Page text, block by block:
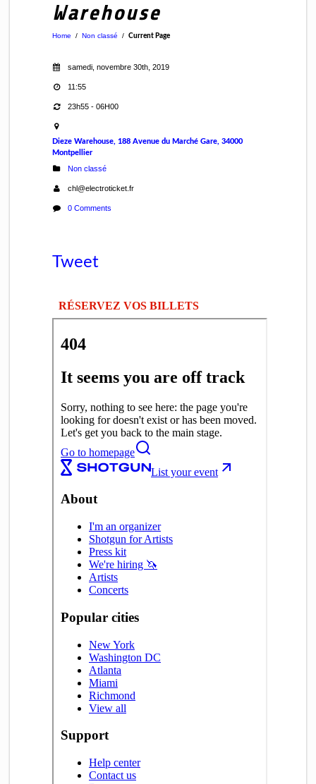
Warehouse
Home / Non classé / Current Page
samedi, novembre 30th, 2019
11:55
23h55 - 06H00
Dieze Warehouse, 188 Avenue du Marché Gare, 34000
Montpellier
Non classé
chl@electroticket.fr
0 Comments
Tweet
RÉSERVEZ VOS BILLETS